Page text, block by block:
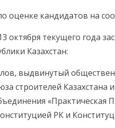
оценке кандидатов на
октября текущего года
Казахстан:
выдвинутый
строителей Казахстана
«Практическая
РК и